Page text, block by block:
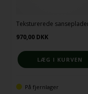
Teksturerede
970,00 DKK
På fjernlager